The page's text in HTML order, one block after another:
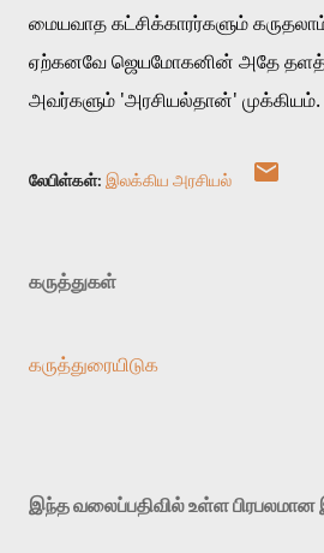
மையவாத கட்சிக்காரர்களும்
ஏற்கனவே ஜெயமோகனின் அதே
அவர்களும் 'அரசியல்தான்' முக்கியம்.
லேபிள்கள்: இலக்கிய அரசியல்
கருத்துகள்
கருத்துரையிடுக
இந்த வலைப்பதிவில் உள்ள